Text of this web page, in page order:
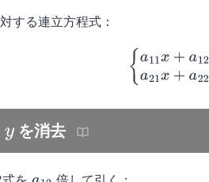
する連立方程式：
+ a12y=b1 a21
y を消去